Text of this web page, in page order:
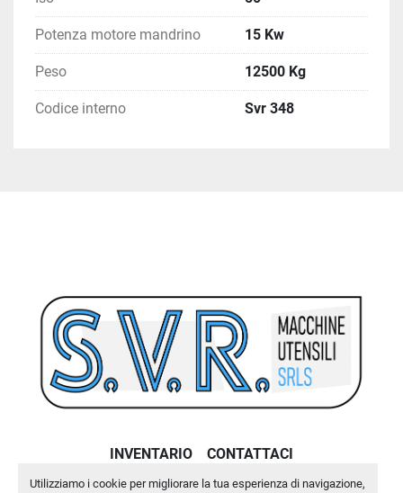
Utilizziamo i cookie per migliorare la tua esperienza di navigazione,
Potenza motore mandrino 15 Kw
Peso 12500 Kg
Codice interno Svr 348
INVENTARIO CONTATTACI